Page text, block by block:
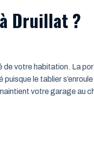
Druillat ?
votre habitation. La
le tablier
votre garage au